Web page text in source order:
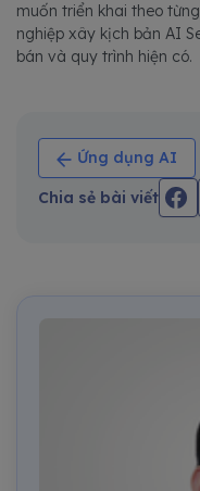
muốn triển khai theo
nghiệp xây kịch bản AI
bán và quy trình hiện có.
Ứng dụng AI
Chia sẻ bài viết